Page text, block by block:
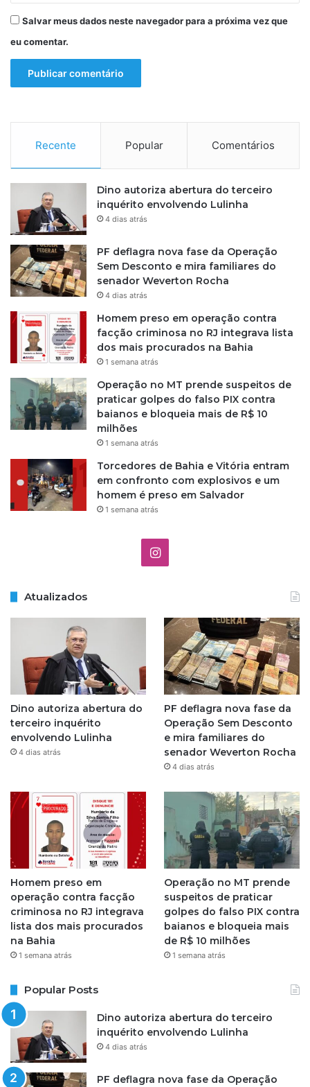
Salvar meus dados neste navegador para a próxima vez que
eu comentar.
Recente Popular Comentários
Dino autoriza abertura do terceiro
inquérito envolvendo Lulinha
4 dias atrás
PF deflagra nova fase da Operação
Sem Desconto e mira familiares do
senador Weverton Rocha
4 dias atrás
Homem preso em operação contra
facção criminosa no RJ integrava lista
dos mais procurados na Bahia
1 semana atrás
Operação no MT prende suspeitos de
praticar golpes do falso PIX contra
baianos e bloqueia mais de R$ 10
milhões
1 semana atrás
Torcedores de Bahia e Vitória entram
em confronto com explosivos e um
homem é preso em Salvador
1 semana atrás
I
t
a
g
r
a
m
Atualizados
Dino autoriza abertura do
terceiro inquérito
envolvendo Lulinha
4 dias atrás
PF deflagra nova fase da
Operação Sem Desconto
e mira familiares do
senador Weverton Rocha
4 dias atrás
Homem preso em
operação contra facção
criminosa no RJ integrava
lista dos mais procurados
na Bahia
1 semana atrás
Operação no MT prende
suspeitos de praticar
golpes do falso PIX contra
baianos e bloqueia mais
de R$ 10 milhões
1 semana atrás
Popular Posts
Dino autoriza abertura do terceiro
inquérito envolvendo Lulinha
4 dias atrás
PF deflagra nova fase da Operação